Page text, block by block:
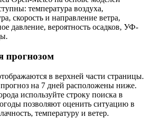
температура воздуха,
скорость и направление ветра,
давление, вероятность осадков, УФ-
прогнозом
в верхней части страницы.
на 7 дней расположены ниже.
используйте строку поиска в
позволяют оценить ситуацию в
температуру и ветер.